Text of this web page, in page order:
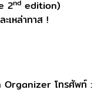
2nd edition)
เหล่าทาส !
Organizer โทรศัพท์ :